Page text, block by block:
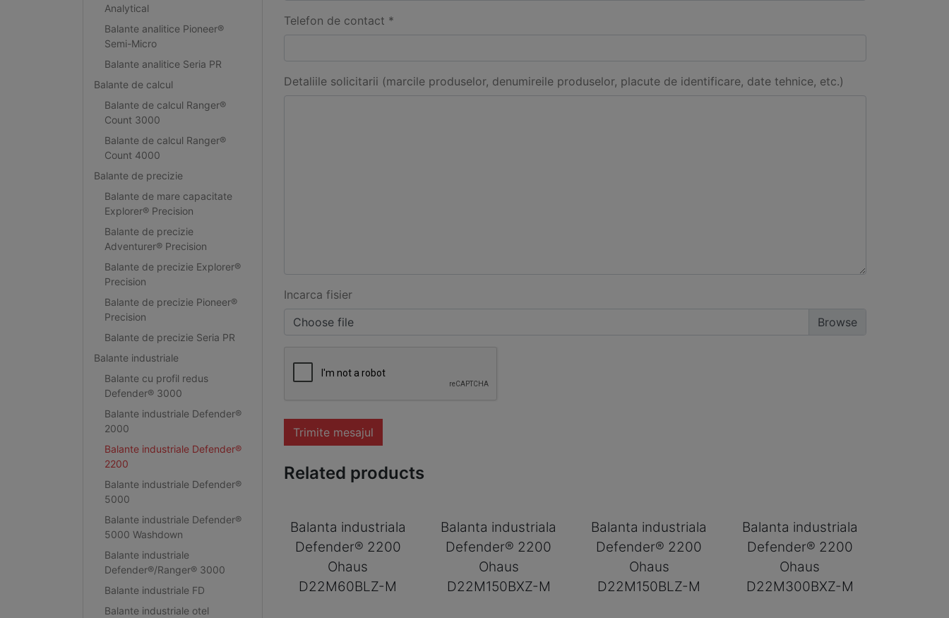
Analytical
Balante analitice Pioneer®
Semi-Micro
Balante analitice Seria PR
Balante de calcul
Balante de calcul Ranger®
Count 3000
Balante de calcul Ranger®
Count 4000
Balante de precizie
Balante de mare capacitate
Explorer® Precision
Balante de precizie
Adventurer® Precision
Balante de precizie Explorer®
Precision
Balante de precizie Pioneer®
Precision
Balante de precizie Seria PR
Balante industriale
Balante cu profil redus
Defender® 3000
Balante industriale Defender®
2000
Balante industriale Defender®
2200
Balante industriale Defender®
5000
Balante industriale Defender®
5000 Washdown
Balante industriale
Defender®/Ranger® 3000
Balante industriale FD
Balante industriale otel
Telefon de contact *
Detaliile solicitarii (marcile produselor, denumireile produselor, placute de identificare, date tehnice, etc.)
Incarca fisier
Choose file
Trimite mesajul
Related products
Balanta industriala
Defender® 2200
Ohaus
D22M60BLZ-M
Balanta industriala
Defender® 2200
Ohaus
D22M150BXZ-M
Balanta industriala
Defender® 2200
Ohaus
D22M150BLZ-M
Balanta industriala
Defender® 2200
Ohaus
D22M300BXZ-M